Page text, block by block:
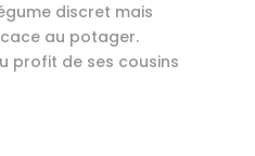
discret mais
au potager.
profit de ses cousins